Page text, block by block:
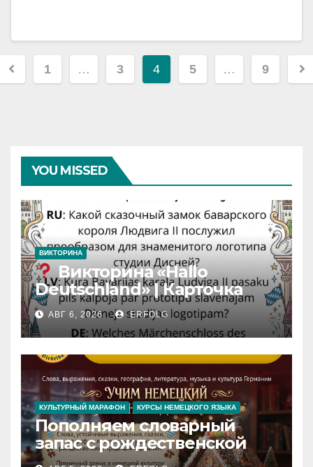
1 … 3 4 5 … 9
YOU MISSED
ВИКТОРИНА
Викторина «Hallo
Deutschland» | Карточка
№46
Замок вдохновения
Iedvesmas pils / Schloss der
Inspiration
АВГ 6, 2026 ERFOLG
КУЛЬТУРНЫЙ МАРАФОН КУРСЫ НЕМЕЦКОГО ЯЗЫКА
Пополняем словарный
запас с рождественской
сказкой! Учим немецкий